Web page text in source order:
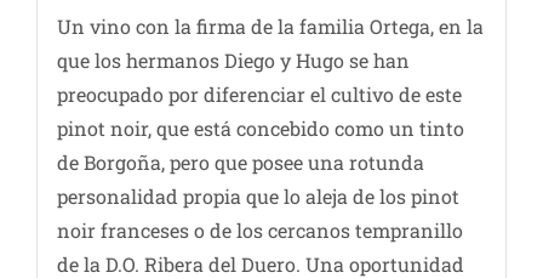
Un vino con la firma de la familia Ortega, en la
que los hermanos Diego y Hugo se han
preocupado por diferenciar el cultivo de este
pinot noir, que está concebido como un tinto
de Borgoña, pero que posee una rotunda
personalidad propia que lo aleja de los pinot
noir franceses o de los cercanos tempranillo
de la D.O. Ribera del Duero. Una oportunidad